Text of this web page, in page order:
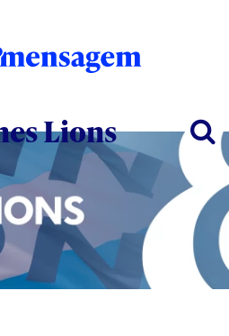
Lions